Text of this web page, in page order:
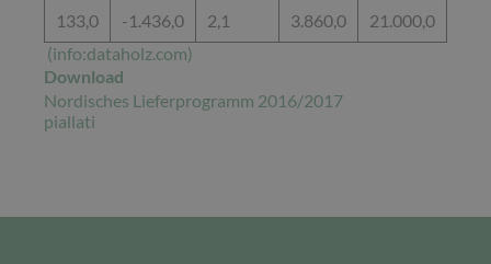
133,0
-1.436,0 2,1 3.860,0 21.000,0
(info:dataholz.com)
Download
Nordisches Lieferprogramm 2016/2017
piallati